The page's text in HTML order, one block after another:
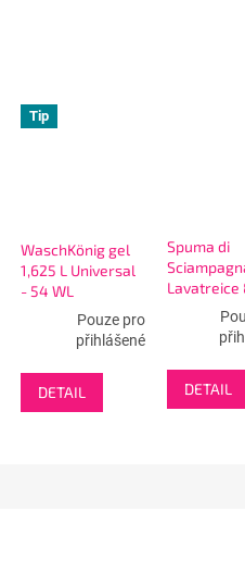
Tip
WaschKönig gel
1,625 L Universal
- 54 WL
Pouze pro
přihlášené
DETAIL
Spuma di
Lavatreice
Colore
- prací gel
DETAIL